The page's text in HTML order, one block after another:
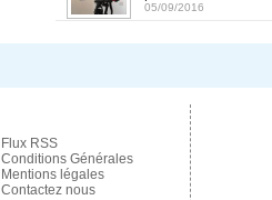
05/09/2016
Flux RSS
Conditions Générales
Mentions légales
Contactez nous